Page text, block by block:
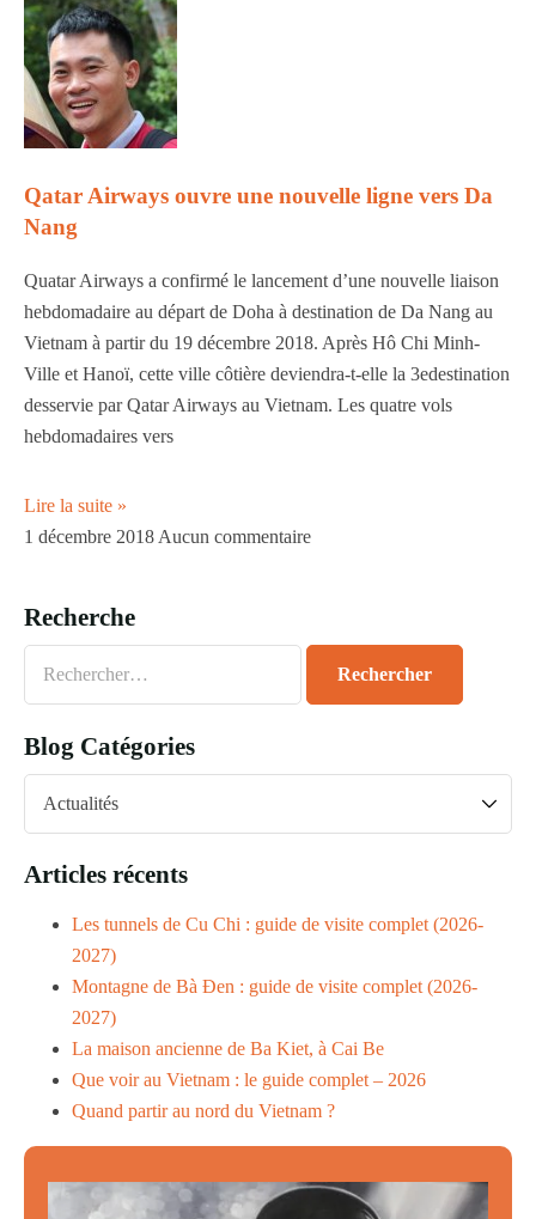
Qatar Airways ouvre une nouvelle ligne vers Da
Nang
Quatar Airways a confirmé le lancement d’une nouvelle liaison
hebdomadaire au départ de Doha à destination de Da Nang au
Vietnam à partir du 19 décembre 2018. Après Hô Chi Minh-
Ville et Hanoï, cette ville côtière deviendra-t-elle la 3edestination
desservie par Qatar Airways au Vietnam. Les quatre vols
hebdomadaires vers
Lire la suite »
1 décembre 2018 Aucun commentaire
Recherche
Blog Catégories
Articles récents
Les tunnels de Cu Chi : guide de visite complet (2026-
2027)
Montagne de Bà Đen : guide de visite complet (2026-
2027)
La maison ancienne de Ba Kiet, à Cai Be
Que voir au Vietnam : le guide complet – 2026
Quand partir au nord du Vietnam ?